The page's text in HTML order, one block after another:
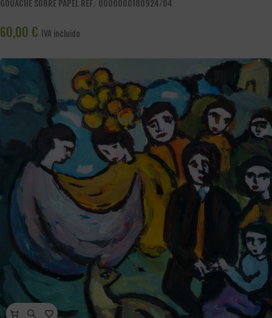
GOUACHE SOBRE PAPEL REF.: 0000000180924/04
60,00 € IVA incluido